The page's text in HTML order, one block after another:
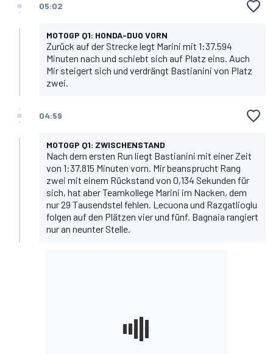
05:02
MOTOGP Q1: HONDA-DUO VORN
Zurück auf der Strecke legt Marini mit 1:37.594
Minuten nach und schiebt sich auf Platz eins. Auch
Mir steigert sich und verdrängt Bastianini von Platz
zwei.
04:59
MOTOGP Q1: ZWISCHENSTAND
Nach dem ersten Run liegt Bastianini mit einer Zeit
von 1:37.815 Minuten vorn. Mir beansprucht Rang
zwei mit einem Rückstand von 0,134 Sekunden für
sich, hat aber Teamkollege Marini im Nacken, dem
nur 29 Tausendstel fehlen. Lecuona und Razgatlioglu
folgen auf den Plätzen vier und fünf. Bagnaia rangiert
nur an neunter Stelle.